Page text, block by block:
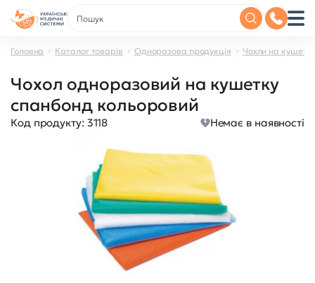
Головна Каталог товарів Одноразова продукція Чохли на
Чохол одноразовий на кушетку
спанбонд кольоровий
Код продукту: 3118 Немає в наявності